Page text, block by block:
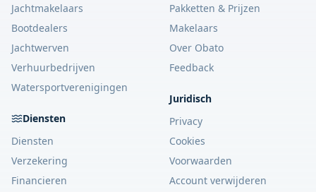
Jachtmakelaars
Bootdealers
Jachtwerven
Verhuurbedrijven
Watersportverenigingen
Diensten
Diensten
Verzekering
Financieren
Pakketten & Prijzen
Makelaars
Over Obato
Feedback
Juridisch
Privacy
Cookies
Voorwaarden
Account verwijderen